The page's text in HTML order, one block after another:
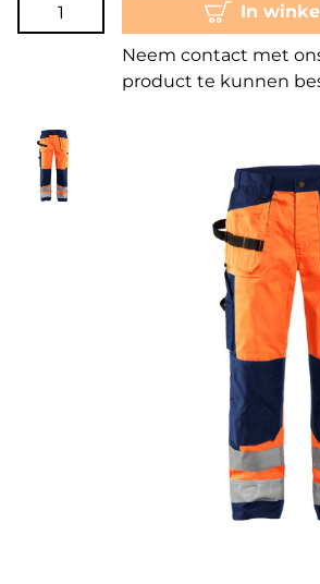
In
Neem contact met
product te kunnen